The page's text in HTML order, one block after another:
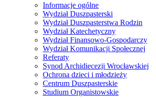
Informacje ogólne
Wydział Duszpasterski
Wydział Duszpasterstwa Rodzin
Wydział Katechetyczny
Wydział Finansowo-Gospodarczy
Wydział Komunikacji Społecznej
Referaty
Synod Archidiecezji Wrocławskiej
Ochrona dzieci i młodzieży
Centrum Duszpasterskie
Studium Organistowskie